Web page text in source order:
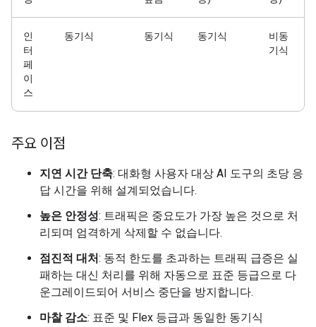
인
터
페
이
스
동기식 동기식 동기식
비동
기식
주요 이점
지연 시간 단축: 대화형 사용자 대상 AI 도구의 초당 응
답 시간을 위해 설계되었습니다.
높은 안정성: 트래픽은 중요도가 가장 높은 것으로 처
리되며 엄격하게 삭제할 수 없습니다.
점진적 대처: 동적 한도를 초과하는 트래픽 급증은 실
패하는 대신 처리를 위해 자동으로 표준 등급으로 다
운그레이드되어 서비스 중단을 방지합니다.
마찰 감소: 표준 및 Flex 등급과 동일한 동기식